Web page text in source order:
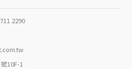
2290
10F-1